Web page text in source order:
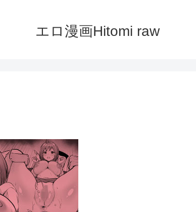
エロ漫画Hitomi raw